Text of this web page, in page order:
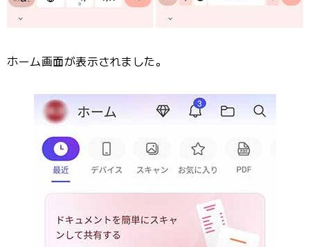
ホーム画面が表示されました。